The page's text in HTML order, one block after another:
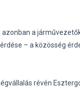
azonban a
– a közösség
révén